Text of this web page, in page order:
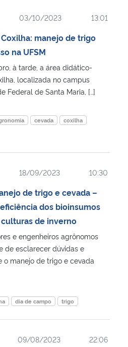
03/10/2023 13:01
manejo de trigo
na UFSM
à tarde, a área didático-
localizada no campus
Federal de Santa Maria, […]
cevada
coxilha
18/09/2023 10:30
de trigo e cevada –
dos bioinsumos
de inverno
e engenheiros agrônomos
de esclarecer dúvidas e
o manejo de trigo e cevada
dia de campo trigo
09/08/2023 22:06